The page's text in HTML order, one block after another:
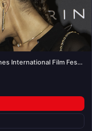
Paola Locatelli And Malou Khebizi — Cannes International Film Festival